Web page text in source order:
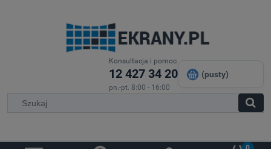
Konsultacja i pomoc
12 427 34 20
pn.-pt. 8:00 - 16:00
(pusty)